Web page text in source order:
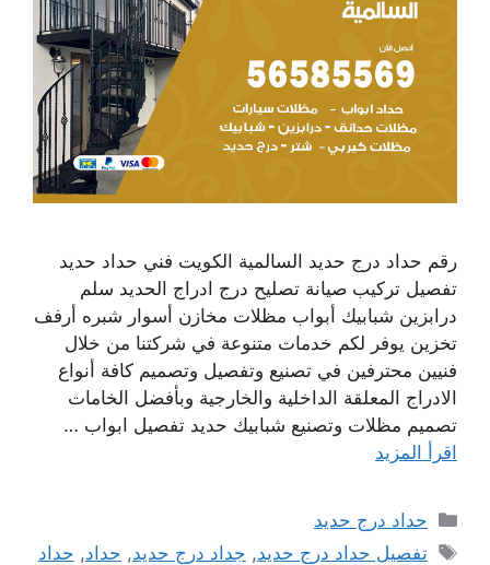
رقم حداد درج حديد السالمية الكويت فني حداد حديد
تفصيل تركيب صيانة تصليح درج ادراج الحديد سلم
درابزين شبابيك أبواب مظلات مخازن أسوار شبره أرفف
تخزين يوفر لكم خدمات متنوعة في شركتنا من خلال
فنيين محترفين في تصنيع وتفصيل وتصميم كافة أنواع
الادراج المعلقة الداخلية والخارجية وبأفضل الخامات
تصميم مظلات وتصنيع شبابيك حديد تفصيل ابواب …
اقرأ المزيد
التصنيفات
حداد درج حديد
الوسوم
تفصيل حداد درج حديد, جداد درج حديد, حداد, حداد